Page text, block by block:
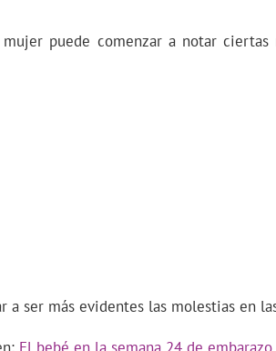
puede comenzar a notar
a ser más evidentes las molestias en